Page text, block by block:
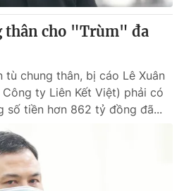
thân cho "Trùm" đa
tù chung thân, bị cáo Lê Xuân
ty Liên Kết Việt) phải có
số tiền hơn 862 tỷ đồng đã...